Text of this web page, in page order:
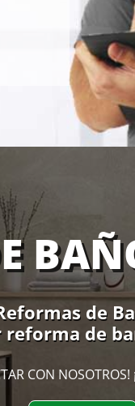
de
de
CON NOSOTROS!